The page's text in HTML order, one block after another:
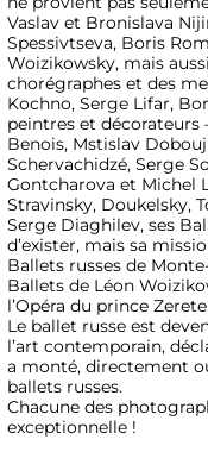
Vaslav et Bronislava
Spessivtseva, Boris
Woizikowsky, mais
chorégraphes et des
Kochno, Serge Lifar,
peintres et décorateurs
Benois, Mstislav
Schervachidzé, Serge
Gontcharova et Michel
Stravinsky, Doukelsky,
Serge Diaghilev, ses
d’exister, mais sa
Ballets russes de
Ballets de Léon
l’Opéra du prince
Le ballet russe est
l’art contemporain,
a monté, directement
ballets russes.
Chacune des
exceptionnelle !